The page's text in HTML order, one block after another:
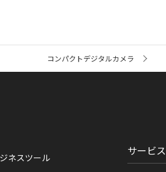
コンパクトデジタルカメラ
ネスツール サービス